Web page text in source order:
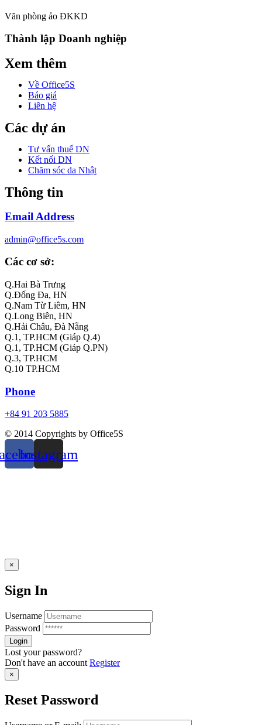
Văn phòng ảo ĐKKD
Thành lập Doanh nghiệp
Xem thêm
Về Office5S
Báo giá
Liên hệ
Các dự án
Tư vấn thuế DN
Kết nối DN
Chăm sóc da Nhật
Thông tin
Email Address
admin@office5s.com
Các cơ sở:
Q.Hai Bà Trưng
Q.Đống Đa, HN
Q.Nam Từ Liêm, HN
Q.Long Biên, HN
Q.Hải Châu, Đà Nẵng
Q.1, TP.HCM (Giáp Q.4)
Q.1, TP.HCM (Giáp Q.PN)
Q.3, TP.HCM
Q.10 TP.HCM
Phone
+84 91 203 5885
© 2014 Copyrights by Office5S
Instagram
×
Sign In
Username
Password
Lost your password?
Don't have an account Register
×
Reset Password